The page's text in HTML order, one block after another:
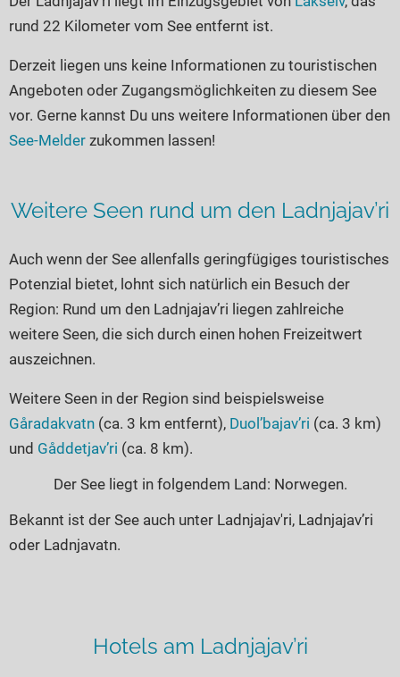
Glamping
Seen in Europa
Österreich
Schweiz
Frankreich
Niederlande
alle Länder…
rund 22 Kilometer vom See entfernt ist.
Derzeit liegen uns keine Informationen zu touristischen
Angeboten oder Zugangsmöglichkeiten zu diesem See
vor. Gerne kannst Du uns weitere Informationen über den
See-Melder zukommen lassen!
Weitere Seen rund um den Ladnjajav’ri
Auch wenn der See allenfalls geringfügiges touristisches
Potenzial bietet, lohnt sich natürlich ein Besuch der
Region: Rund um den Ladnjajav’ri liegen zahlreiche
weitere Seen, die sich durch einen hohen Freizeitwert
auszeichnen.
Weitere Seen in der Region sind beispielsweise
Gåradakvatn (ca. 3 km entfernt), Duol’bajav’ri (ca. 3 km)
und Gåddetjav’ri (ca. 8 km).
Der See liegt in folgendem Land: Norwegen.
Bekannt ist der See auch unter Ladnjajav'ri, Ladnjajav’ri
oder Ladnjavatn.
Hotels am Ladnjajav’ri